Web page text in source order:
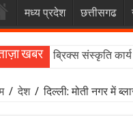
मध्य प्रदेश छत्तीसगढ
खबर ब्रिक्स संस्कृति
/ देश / दिल्ली: मोती नगर में